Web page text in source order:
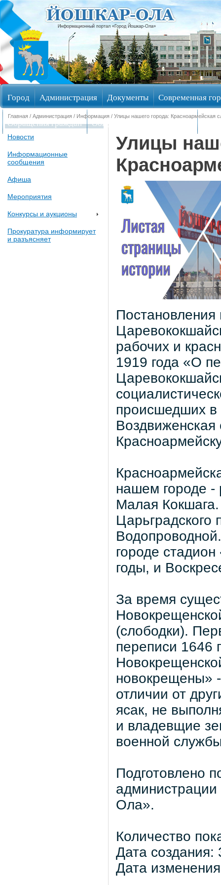
Информационный портал «Город Йошкар-Ола»
Город Администрация Документы Современная
Обращения граждан Общественные обсуждения
Главная / Администрация / Информация / Улицы нашего города: Красноармейская
Новости
Информационные
сообщения
Афиша
Мероприятия
Конкурсы и аукционы
Прокуратура информирует
и разъясняет
Улицы
Постановления
рабочих и
1919 года «О
происшедших в
нашем городе -
Малая
Царьградского
городе
годы, и
За время
(слободки).
переписи 1646
новокрещены»
отличии от
ясак, не
и владевщие
военной
Подготовлено
администрации
Ола».
Количество
Дата
Дата